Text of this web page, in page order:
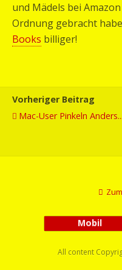
und Mädels bei
Ordnung gebracht
Books billiger!
Vorheriger Beitrag
Mac-User Pinkeln
Mobil
All content